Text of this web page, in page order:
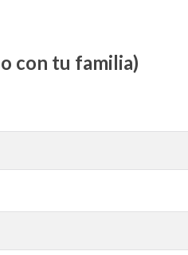
con tu familia)